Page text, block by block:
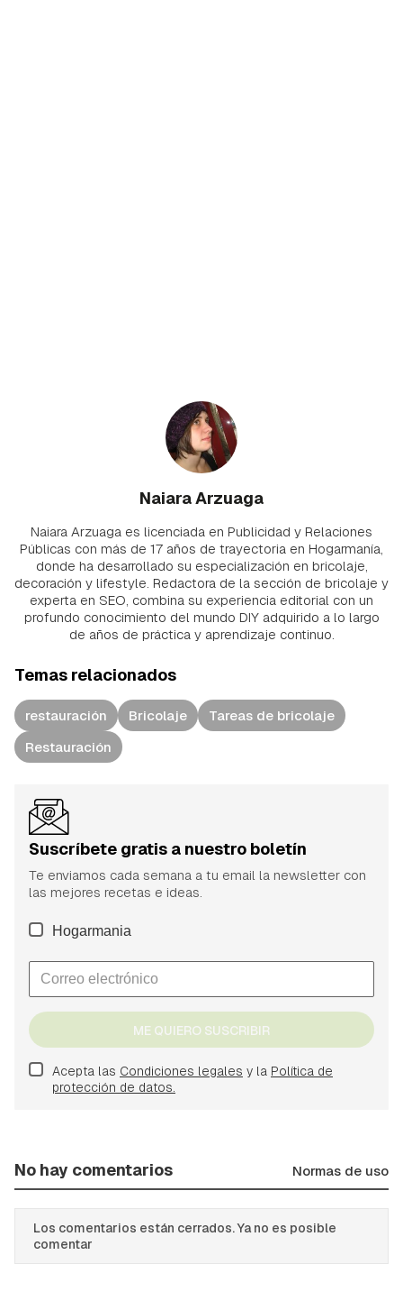
Naiara Arzuaga
Naiara Arzuaga es licenciada en Publicidad y Relaciones
Públicas con más de 17 años de trayectoria en Hogarmanía,
donde ha desarrollado su especialización en bricolaje,
decoración y lifestyle. Redactora de la sección de bricolaje y
experta en SEO, combina su experiencia editorial con un
profundo conocimiento del mundo DIY adquirido a lo largo
de años de práctica y aprendizaje continuo.
Temas relacionados
restauración Bricolaje
Tareas de bricolaje
Restauración
Suscríbete gratis a nuestro boletín
Te enviamos cada semana a tu email la newsletter con
las mejores recetas e ideas.
Hogarmania
ME QUIERO SUSCRIBIR
Acepta las Condiciones legales y la Política de
protección de datos.
No hay comentarios Normas de uso
Los comentarios están cerrados. Ya no es posible
comentar